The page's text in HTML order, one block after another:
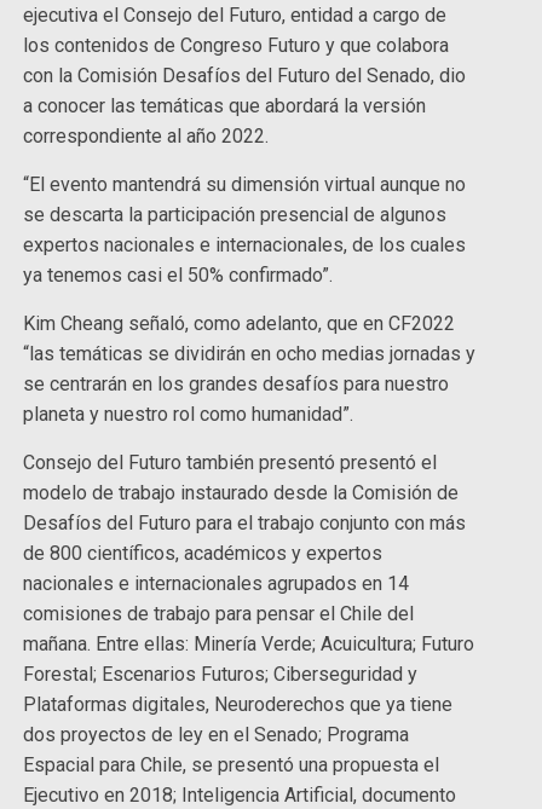
ejecutiva el Consejo del Futuro, entidad a cargo de
los contenidos de Congreso Futuro y que colabora
con la Comisión Desafíos del Futuro del Senado, dio
a conocer las temáticas que abordará la versión
correspondiente al año 2022.
“El evento mantendrá su dimensión virtual aunque no
se descarta la participación presencial de algunos
expertos nacionales e internacionales, de los cuales
ya tenemos casi el 50% confirmado”.
Kim Cheang señaló, como adelanto, que en CF2022
“las temáticas se dividirán en ocho medias jornadas y
se centrarán en los grandes desafíos para nuestro
planeta y nuestro rol como humanidad”.
Consejo del Futuro también presentó presentó el
modelo de trabajo instaurado desde la Comisión de
Desafíos del Futuro para el trabajo conjunto con más
de 800 científicos, académicos y expertos
nacionales e internacionales agrupados en 14
comisiones de trabajo para pensar el Chile del
mañana. Entre ellas: Minería Verde; Acuicultura; Futuro
Forestal; Escenarios Futuros; Ciberseguridad y
Plataformas digitales, Neuroderechos que ya tiene
dos proyectos de ley en el Senado; Programa
Espacial para Chile, se presentó una propuesta el
Ejecutivo en 2018; Inteligencia Artificial, documento